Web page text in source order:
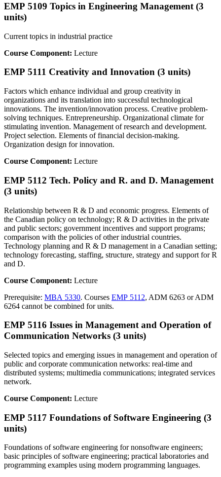
EMP 5109 Topics in Engineering Management (3
units)
Current topics in industrial practice
Course Component: Lecture
EMP 5111 Creativity and Innovation (3 units)
Factors which enhance individual and group creativity in
organizations and its translation into successful technological
innovations. The invention/innovation process. Creative problem-
solving techniques. Entrepreneurship. Organizational climate for
stimulating invention. Management of research and development.
Project selection. Elements of financial decision-making.
Organization design for innovation.
Course Component: Lecture
EMP 5112 Tech. Policy and R. and D. Management
(3 units)
Relationship between R & D and economic progress. Elements of
the Canadian policy on technology; R & D activities in the private
and public sectors; government incentives and support programs;
comparison with the policies of other industrial countries.
Technology planning and R & D management in a Canadian setting;
technology forecasting, staffing, structure, strategy and support for R
and D.
Course Component: Lecture
Prerequisite: MBA 5330. Courses EMP 5112, ADM 6263 or ADM
6264 cannot be combined for units.
EMP 5116 Issues in Management and Operation of
Communication Networks (3 units)
Selected topics and emerging issues in management and operation of
public and corporate communication networks: real-time and
distributed systems; multimedia communications; integrated services
network.
Course Component: Lecture
EMP 5117 Foundations of Software Engineering (3
units)
Foundations of software engineering for nonsoftware engineers;
basic principles of software engineering; practical laboratories and
programming examples using modern programming languages.